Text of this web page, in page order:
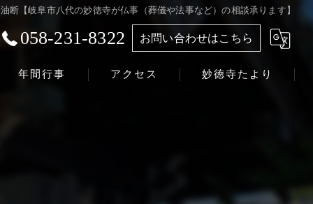
油断【岐阜市八代の妙徳寺が仏事（葬儀や法事など）の相談承ります】
058-231-8322 お問い合わせはこちら
年間行事 アクセス 妙徳寺たより